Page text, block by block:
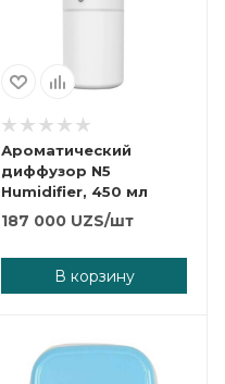
Ароматический
диффузор N5
Humidifier, 450 мл
187 000 UZS/шт
В корзину